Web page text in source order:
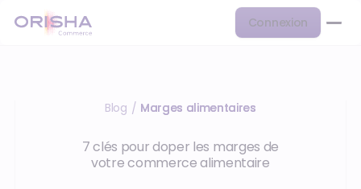
Connexion
Blog / Marges alimentaires
7 clés pour doper les marges de
votre commerce alimentaire